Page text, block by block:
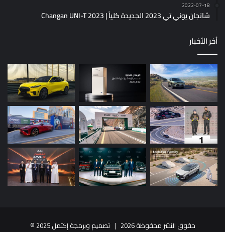
2022-07-18
شانجان يوني تي 2023 الجديدة كلياً | Changan UNI-T 2023
أخر الأخبار
حقوق النشر محفوظة 2026 | تصميم وبرمجة إكتمل 2025 ©